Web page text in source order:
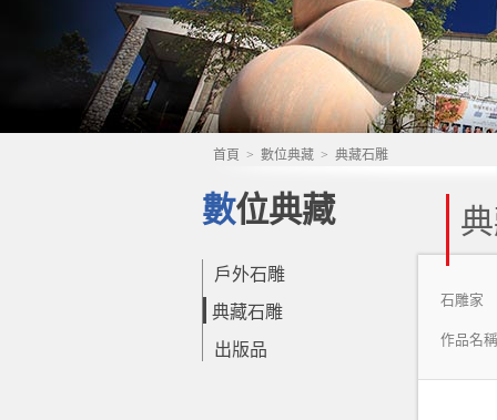
首頁 > 數位典藏 > 典藏石雕
數位典藏
戶外石雕
典藏石雕
出版品
石雕家
作品名稱